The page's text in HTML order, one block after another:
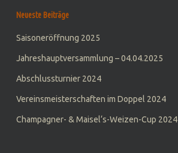
Neueste Beiträge
Saisoneröffnung 2025
Jahreshauptversammlung – 04.04.2025
Abschlussturnier 2024
Vereinsmeisterschaften im Doppel 2024
Champagner- & Maisel‘s-Weizen-Cup 2024